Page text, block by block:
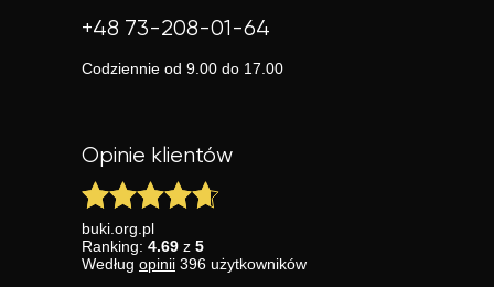
+48 73-208-01-64
Codziennie od 9.00 do 17.00
Opinie klientów
buki.org.pl
Ranking: 4.69 z 5
Według opinii 396 użytkowników